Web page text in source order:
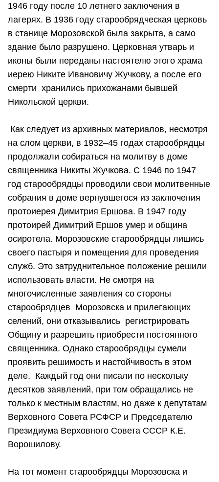
1946 году после 10 летнего заключения в
лагерях. В 1936 году старообрядческая церковь
в станице Морозовской была закрыта, а само
здание было разрушено. Церковная утварь и
иконы были переданы настоятелю этого храма
иерею Никите Ивановичу Жучкову, а после его
смерти хранились прихожанами бывшей
Никольской церкви.
Как следует из архивных материалов, несмотря
на слом церкви, в 1932–45 годах старообрядцы
продолжали собираться на молитву в доме
священника Никиты Жучкова. С 1946 по 1947
год старообрядцы проводили свои молитвенные
собрания в доме вернувшегося из заключения
протоиерея Димитрия Ершова. В 1947 году
протоирей Димитрий Ершов умер и община
осиротела. Морозовские старообрядцы лишись
своего пастыря и помещения для проведения
служб. Это затруднительное положение решили
использовать власти. Не смотря на
многочисленные заявления со стороны
старообрядцев Морозовска и прилегающих
селений, они отказывались регистрировать
Общину и разрешить приобрести постоянного
священника. Однако старообрядцы сумели
проявить решимость и настойчивость в этом
деле. Каждый год они писали по нескольку
десятков заявлений, при том обращались не
только к местным властям, но даже к депутатам
Верховного Совета РСФСР и Председателю
Президиума Верховного Совета СССР К.Е.
Ворошилову.
На тот момент старообрядцы Морозовска и